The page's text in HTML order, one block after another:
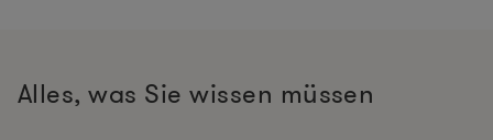
Alles, was Sie wissen müssen